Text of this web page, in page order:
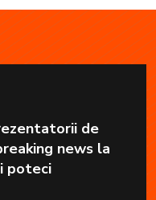
de
news la
poteci